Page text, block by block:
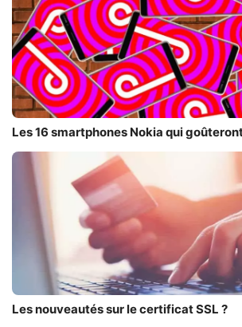
Les 16 smartphones Nokia qui
Les nouveautés sur le certificat SSL ?